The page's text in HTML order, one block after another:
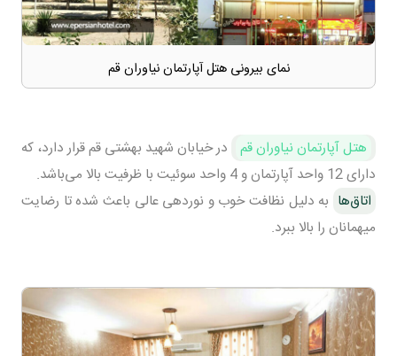
نمای بیرونی هتل آپارتمان نیاوران قم
هتل آپارتمان نیاوران قم در خیابان شهید بهشتی قم قرار دارد، که
دارای 12 واحد آپارتمان و 4 واحد سوئیت با ظرفیت بالا می‌باشد.
اتاق‌ها به دلیل نظافت خوب و نوردهی عالی باعث شده تا رضایت
میهمانان را بالا ببرد.